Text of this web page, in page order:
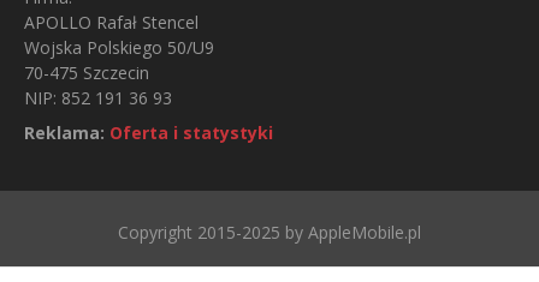
APOLLO Rafał Stencel
Wojska Polskiego 50/U9
70-475 Szczecin
NIP: 852 191 36 93
Reklama: Oferta i statystyki
Copyright 2015-2025 by AppleMobile.pl